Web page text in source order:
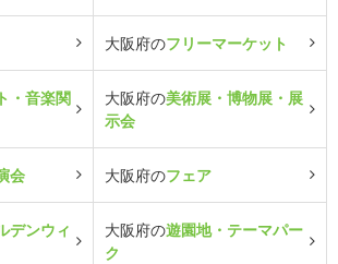
大阪府のフリーマーケット
・音楽関
大阪府の美術展・博物展・展
示会
会 大阪府のフェア
デンウィ
大阪府の遊園地・テーマパー
ク